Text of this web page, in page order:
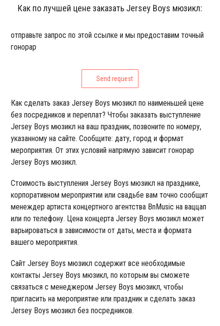
Как по лучшей цене заказать Jersey Boys мюзикл:
отправьте запрос по этой ссылке и мы предоставим точный
гонорар
Send request
Как сделать заказ Jersey Boys мюзикл по наименьшей цене
без посредников и переплат? Чтобы заказать выступление
Jersey Boys мюзикл на ваш праздник, позвоните по номеру,
указанному на сайте. Сообщите: дату, город и формат
мероприятия. От этих условий напрямую зависит гонорар
Jersey Boys мюзикл.
Стоимость выступления Jersey Boys мюзикл на празднике,
корпоративном мероприятии или свадьбе вам точно сообщит
менеждер артиста концертного агентства BnMusic на ваццап
или по телефону. Цена концерта Jersey Boys мюзикл может
варьироваться в зависимости от даты, места и формата
вашего мероприятия.
Сайт Jersey Boys мюзикл содержит все необходимые
контакты Jersey Boys мюзикл, по которым вы сможете
связаться с менеджером Jersey Boys мюзикл, чтобы
пригласить на мероприятие или праздник и сделать заказ
Jersey Boys мюзикл без посредников.